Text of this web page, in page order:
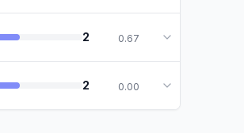
2 0.67
2 0.00